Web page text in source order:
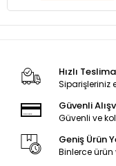
Hızlı
Siparişleriniz
Güvenli
Güvenli ve
Geniş Ürün
Binlerce